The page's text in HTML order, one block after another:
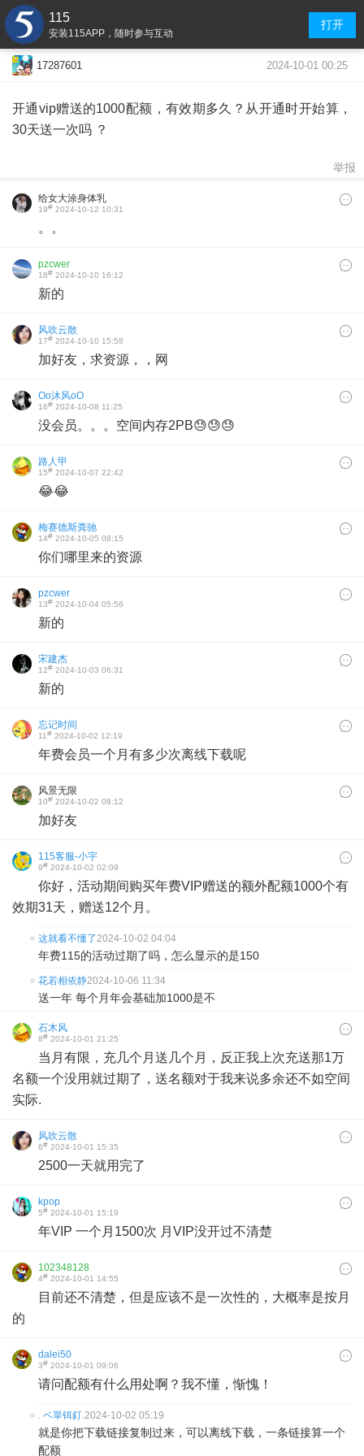
115
安装115APP，随时参与互动
打开
17287601 2024-10-01 00:25
开通vip赠送的1000配额，有效期多久？从开通时开始算，
30天送一次吗 ？
举报
给女大涂身体乳
19# 2024-10-12 10:31
。。
pzcwer
18# 2024-10-10 16:12
新的
风吹云散
17# 2024-10-10 15:58
加好友，求资源，，网
Oo沐风oO
16# 2024-10-08 11:25
没会员。。。空间内存2PB😓😓😓
路人甲
15# 2024-10-07 22:42
😂😂
梅赛德斯粪驰
14# 2024-10-05 08:15
你们哪里来的资源
pzcwer
13# 2024-10-04 05:56
新的
宋建杰
12# 2024-10-03 06:31
新的
忘记时间
11# 2024-10-02 12:19
年费会员一个月有多少次离线下载呢
风景无限
10# 2024-10-02 08:12
加好友
115客服-小宇
9# 2024-10-02 02:09
你好，活动期间购买年费VIP赠送的额外配额1000个有
效期31天，赠送12个月。
这就看不懂了2024-10-02 04:04
年费115的活动过期了吗，怎么显示的是150
花若相依静2024-10-06 11:34
送一年 每个月年会基础加1000是不
石木风
8# 2024-10-01 21:25
当月有限，充几个月送几个月，反正我上次充送那1万
名额一个没用就过期了，送名额对于我来说多余还不如空间
实际.
风吹云散
6# 2024-10-01 15:35
2500一天就用完了
kpop
5# 2024-10-01 15:19
年VIP 一个月1500次 月VIP没开过不清楚
102348128
4# 2024-10-01 14:55
目前还不清楚，但是应该不是一次性的，大概率是按月
的
dalei50
3# 2024-10-01 09:06
请问配额有什么用处啊？我不懂，惭愧！
. ベ單铒釘.2024-10-02 05:19
就是你把下载链接复制过来，可以离线下载，一条链接算一个
配额